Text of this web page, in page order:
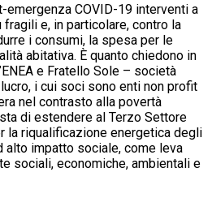
COVID-19 interventi a
e, in particolare, contro la
i consumi, la spesa per le
abitativa. È quanto chiedono in
e Fratello Sole – società
i cui soci sono enti non profit
nel contrasto alla povertà
di estendere al Terzo Settore
la riqualificazione energetica degli
impatto sociale, come leva
sociali, economiche, ambientali e